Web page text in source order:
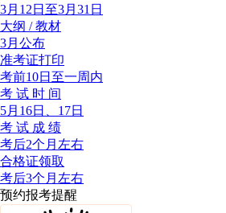
3月12日至3月31日
大纲 / 教材
3月公布
准考证打印
考前10日至一周内
考 试 时 间
5月16日、17日
考 试 成 绩
考后2个月左右
合格证领取
考后3个月左右
预约报考提醒